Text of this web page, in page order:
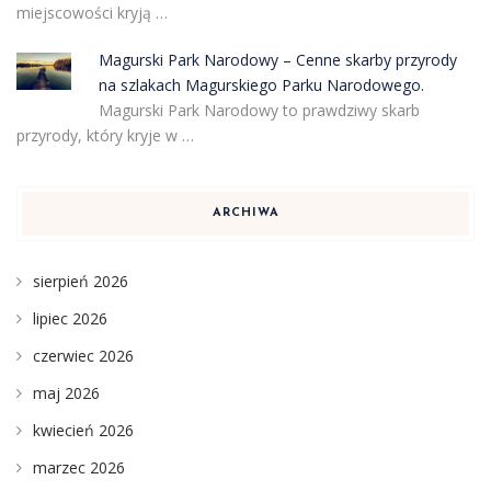
miejscowości kryją …
Magurski Park Narodowy – Cenne skarby przyrody
na szlakach Magurskiego Parku Narodowego.
Magurski Park Narodowy to prawdziwy skarb
przyrody, który kryje w …
ARCHIWA
sierpień 2026
lipiec 2026
czerwiec 2026
maj 2026
kwiecień 2026
marzec 2026